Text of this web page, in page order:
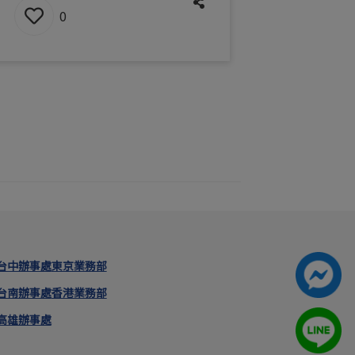
0
中辦事處
南辦事處
雄辦事處
東京業務部
香港業務部